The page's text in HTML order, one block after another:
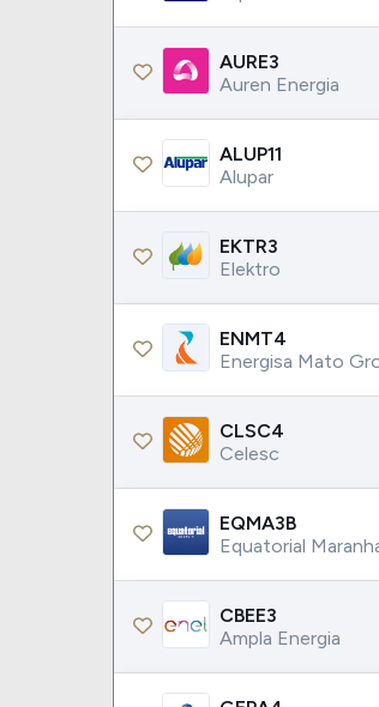
AURE3
Auren Energia
ALUP11
Alupar
EKTR3
Elektro
ENMT4
CLSC4
Celesc
EQMA3B
CBEE3
Ampla Energia